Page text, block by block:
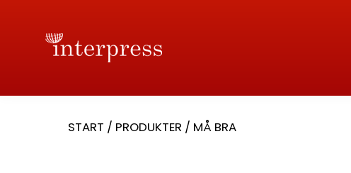
START / PRODUKTER / MÅ BRA